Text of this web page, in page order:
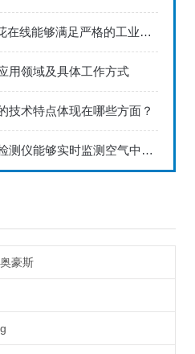
Defelsko国产精品探花在线能够满足严格的工业标准
用领域及具体工作方式
术特点体现在哪些方面？
德尔格压缩空气质量检测仪能够实时监测空气中的污染物浓度
豪斯